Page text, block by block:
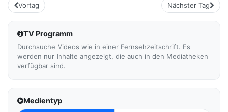
Vortag Nächster Tag
TV Programm
Durchsuche Videos wie in einer Fernsehzeitschrift. Es
werden nur Inhalte angezeigt, die auch in den Mediatheken
verfügbar sind.
Medientyp